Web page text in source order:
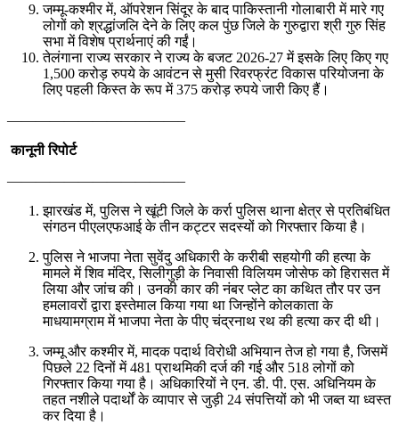
जम्मू-कश्मीर में, ऑपरेशन सिंदूर के बाद पाकिस्तानी गोलाबारी में मारे गए
लोगों को श्रद्धांजलि देने के लिए कल पुंछ जिले के गुरुद्वारा श्री गुरु सिंह
सभा में विशेष प्रार्थनाएं की गईं।
तेलंगाना राज्य सरकार ने राज्य के बजट 2026-27 में इसके लिए किए गए
1,500 करोड़ रुपये के आवंटन से मुसी रिवरफ्रंट विकास परियोजना के
लिए पहली किस्त के रूप में 375 करोड़ रुपये जारी किए हैं।
————————————–
कानूनी रिपोर्ट
————————————–
झारखंड में, पुलिस ने खूंटी जिले के कर्रा पुलिस थाना क्षेत्र से प्रतिबंधित
संगठन पीएलएफआई के तीन कट्टर सदस्यों को गिरफ्तार किया है।
पुलिस ने भाजपा नेता सुवेंदु अधिकारी के करीबी सहयोगी की हत्या के
मामले में शिव मंदिर, सिलीगुड़ी के निवासी विलियम जोसेफ को हिरासत में
लिया और जांच की। उनकी कार की नंबर प्लेट का कथित तौर पर उन
हमलावरों द्वारा इस्तेमाल किया गया था जिन्होंने कोलकाता के
माधयामग्राम में भाजपा नेता के पीए चंद्रनाथ रथ की हत्या कर दी थी।
जम्मू और कश्मीर में, मादक पदार्थ विरोधी अभियान तेज हो गया है, जिसमें
पिछले 22 दिनों में 481 प्राथमिकी दर्ज की गई और 518 लोगों को
गिरफ्तार किया गया है। अधिकारियों ने एन. डी. पी. एस. अधिनियम के
तहत नशीले पदार्थों के व्यापार से जुड़ी 24 संपत्तियों को भी जब्त या ध्वस्त
कर दिया है।